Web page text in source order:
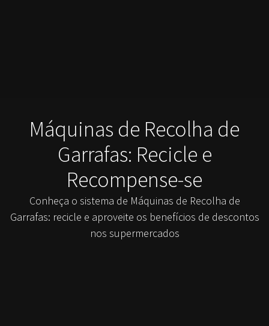
Máquinas de Recolha de
Garrafas: Recicle e
Recompense-se
Conheça o sistema de Máquinas de Recolha de
Garrafas: recicle e aproveite os benefícios de descontos
nos supermercados